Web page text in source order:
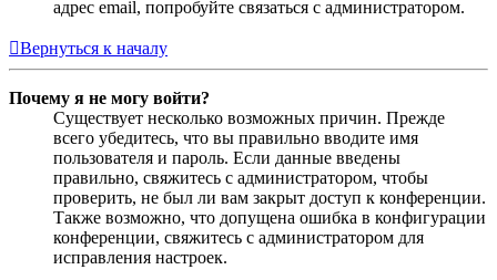
адрес email, попробуйте связаться с администратором.
Вернуться к началу
Почему я не могу войти?
Существует несколько возможных причин. Прежде
всего убедитесь, что вы правильно вводите имя
пользователя и пароль. Если данные введены
правильно, свяжитесь с администратором, чтобы
проверить, не был ли вам закрыт доступ к конференции.
Также возможно, что допущена ошибка в конфигурации
конференции, свяжитесь с администратором для
исправления настроек.